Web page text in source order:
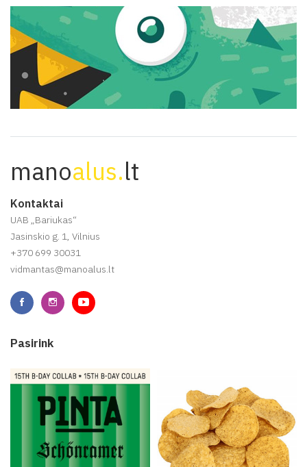
manoalus.lt
Kontaktai
UAB „Bariukas“
Jasinskio g. 1, Vilnius
+370 699 30031
vidmantas@manoalus.lt
Pasirink